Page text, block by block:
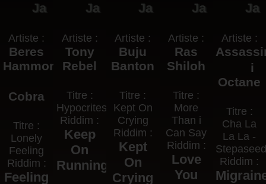
Ja
Artiste :
Beres
Hammond
Cobra
Titre :
Lonely
Feeling
Riddim :
Feeling
Ja
Artiste :
Tony
Rebel
Titre :
Hypocrites
Riddim :
Keep
On
Running
Ja
Artiste :
Buju
Banton
Titre :
Kept On
Crying
Riddim :
Kept
On
Crying
Ja
Artiste :
Ras
Shiloh
Titre :
More
Than i
Can Say
Riddim :
Love
You
Ja
Artiste :
i
Octane
Titre :
Cha La
La La -
Riddim :